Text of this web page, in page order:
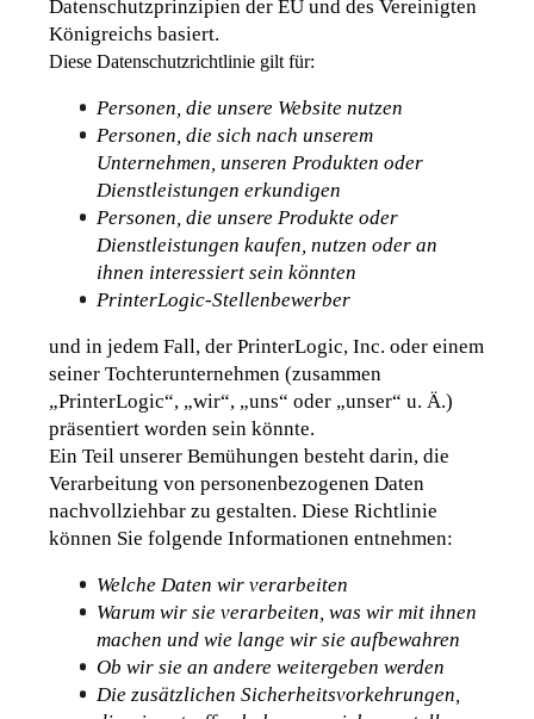
Datenschutzprinzipien der EU und des Vereinigten
Königreichs basiert.
Diese Datenschutzrichtlinie gilt für:
Personen, die unsere Website nutzen
Personen, die sich nach unserem
Unternehmen, unseren Produkten oder
Dienstleistungen erkundigen
Personen, die unsere Produkte oder
Dienstleistungen kaufen, nutzen oder an
ihnen interessiert sein könnten
PrinterLogic-Stellenbewerber
und in jedem Fall, der PrinterLogic, Inc. oder einem
seiner Tochterunternehmen (zusammen
„PrinterLogic“, „wir“, „uns“ oder „unser“ u. Ä.)
präsentiert worden sein könnte.
Ein Teil unserer Bemühungen besteht darin, die
Verarbeitung von personenbezogenen Daten
nachvollziehbar zu gestalten. Diese Richtlinie
können Sie folgende Informationen entnehmen:
Welche Daten wir verarbeiten
Warum wir sie verarbeiten, was wir mit ihnen
machen und wie lange wir sie aufbewahren
Ob wir sie an andere weitergeben werden
Die zusätzlichen Sicherheitsvorkehrungen,